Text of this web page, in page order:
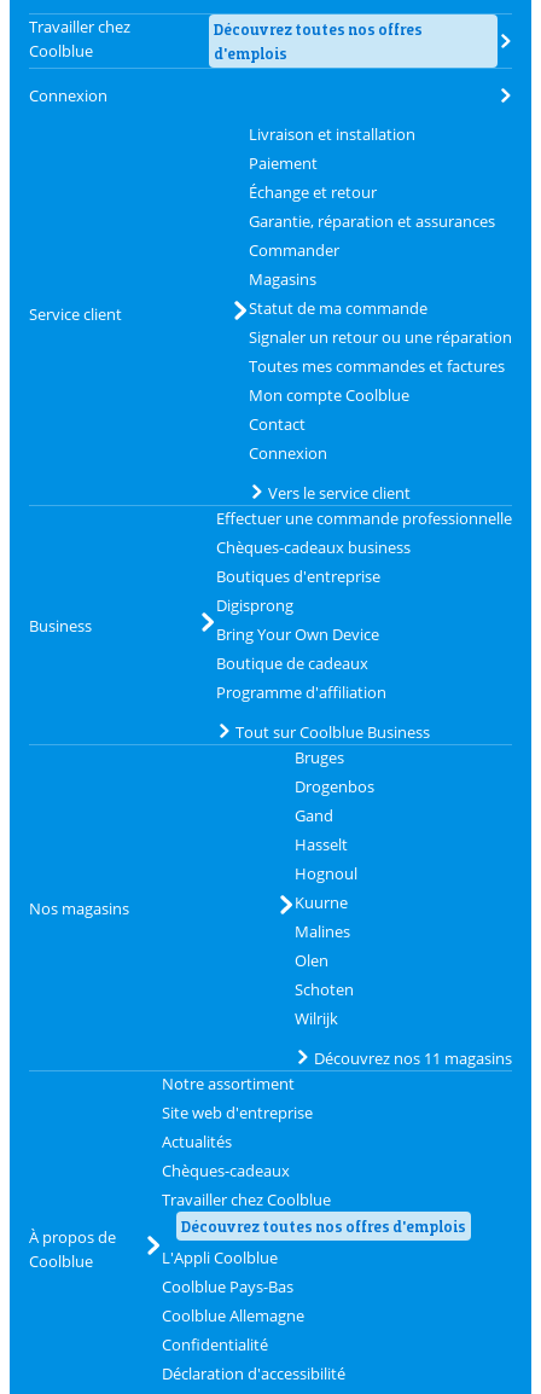
Travailler chez
Coolblue
Découvrez toutes nos offres
d'emplois
Connexion
Service client
Livraison et installation
Paiement
Échange et retour
Garantie, réparation et assurances
Commander
Magasins
Statut de ma commande
Signaler un retour ou une réparation
Toutes mes commandes et factures
Mon compte Coolblue
Contact
Connexion
Vers le service client
Business
Effectuer une commande professionnelle
Chèques-cadeaux business
Boutiques d'entreprise
Digisprong
Bring Your Own Device
Boutique de cadeaux
Programme d'affiliation
Tout sur Coolblue Business
Nos magasins
Bruges
Drogenbos
Gand
Hasselt
Hognoul
Kuurne
Malines
Olen
Schoten
Wilrijk
Découvrez nos 11 magasins
À propos de
Coolblue
Notre assortiment
Site web d'entreprise
Actualités
Chèques-cadeaux
Travailler chez Coolblue
Découvrez toutes nos offres d'emplois
L'Appli Coolblue
Coolblue Pays-Bas
Coolblue Allemagne
Confidentialité
Déclaration d'accessibilité